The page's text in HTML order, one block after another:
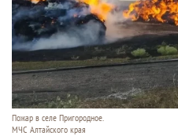
Пожар в селе Пригородное.
МЧС Алтайского края